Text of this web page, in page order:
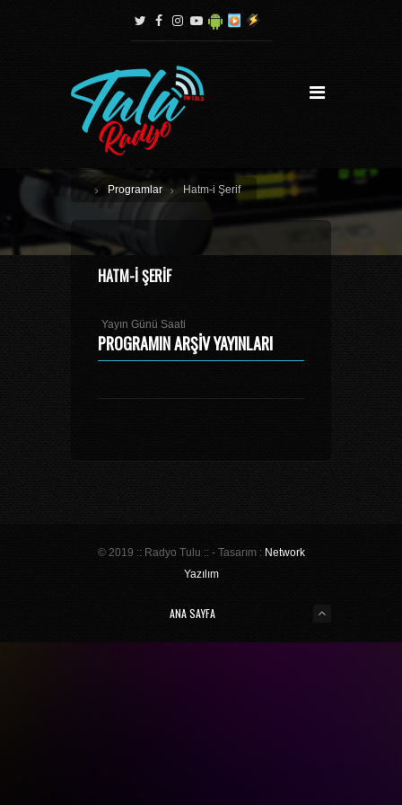
Programlar Hatm-i Şerif
HATM-I ŞERIF
Yayın Günü Saati
PROGRAMIN ARŞIV YAYINLARI
© 2019 :: Radyo Tulu :: - Tasarım : Network
Yazılım
ANA SAYFA